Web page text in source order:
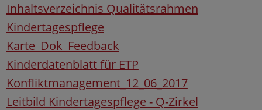
Inhaltsverzeichnis Qualitätsrahmen
Kindertagespflege
Karte_Dok_Feedback
Kinderdatenblatt für ETP
Konfliktmanagement_12_06_2017
Leitbild Kindertagespflege - Q-Zirkel